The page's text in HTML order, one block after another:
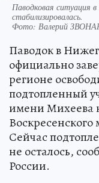
Паводковая ситуация
стабилизировалась.
Фото: Валерий
Паводок в
официально
регионе
подтопленный
имени Михеева
Сейчас
не осталось,
России.